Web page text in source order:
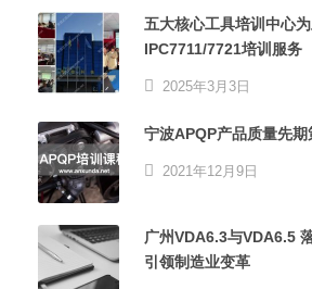
五大核心工具培训中心
IPC7711/7721培训服务
2025年3月3日
宁波APQP产品质量先
2021年12月9日
广州VDA6.3与VDA6.5
引领制造业变革